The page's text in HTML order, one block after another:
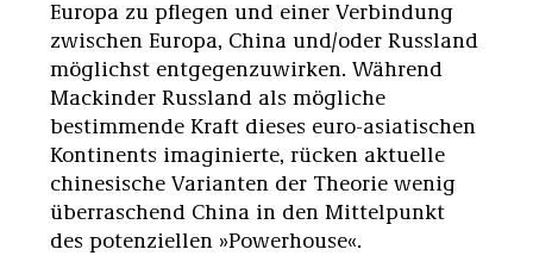
Europa zu pflegen und einer Verbindung
zwischen Europa, China und/oder Russland
möglichst entgegenzuwirken. Während
Mackinder Russland als mögliche
bestimmende Kraft dieses euro-asiatischen
Kontinents imaginierte, rücken aktuelle
chinesische Varianten der Theorie wenig
überraschend China in den Mittelpunkt
des potenziellen »Powerhouse«.